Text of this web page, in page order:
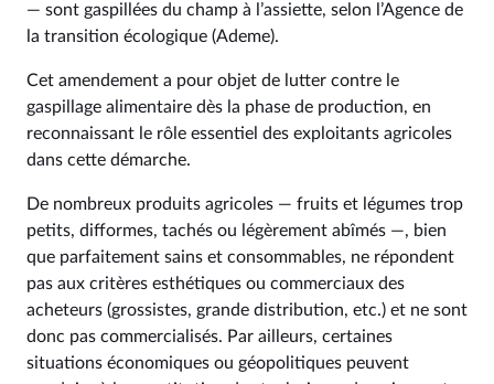
— sont gaspillées du champ à l’assiette, selon l’Agence de
la transition écologique (Ademe).
Cet amendement a pour objet de lutter contre le
gaspillage alimentaire dès la phase de production, en
reconnaissant le rôle essentiel des exploitants agricoles
dans cette démarche.
De nombreux produits agricoles — fruits et légumes trop
petits, difformes, tachés ou légèrement abîmés —, bien
que parfaitement sains et consommables, ne répondent
pas aux critères esthétiques ou commerciaux des
acheteurs (grossistes, grande distribution, etc.) et ne sont
donc pas commercialisés. Par ailleurs, certaines
situations économiques ou géopolitiques peuvent